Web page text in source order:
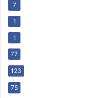
7
1
1
77
123
75